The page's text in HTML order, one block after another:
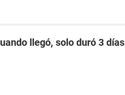
llegó, solo duró 3 días